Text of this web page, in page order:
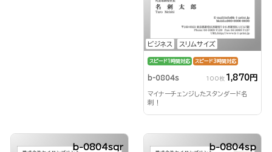
ビジネス スリムサイズ
スピード1時間対応 スピード3時間対応
b-0804s 100枚 1,870円
マイナーチェンジしたスタンダード名
刺！
b-0804sqr b-0804sp